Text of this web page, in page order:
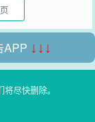
APP ↓↓↓
尽快删除。